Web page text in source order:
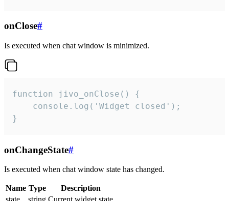
onClose#
Is executed when chat window is minimized.
function jivo_onClose() {
    console.log('Widget closed');
}
onChangeState#
Is executed when chat window state has changed.
Name Type
Description